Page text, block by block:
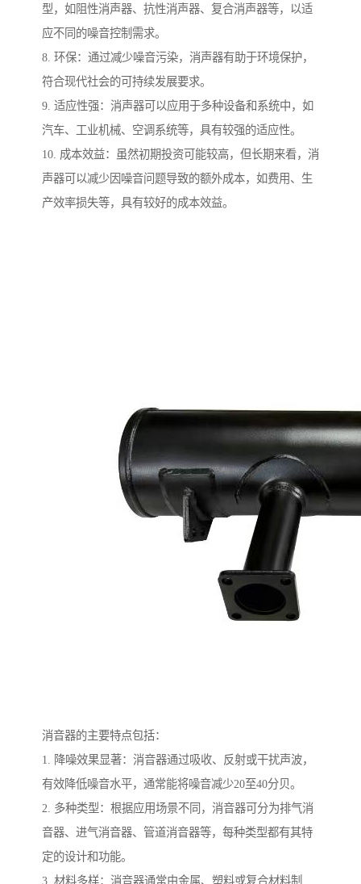
型，如阻性消声器、抗性消声器、复合消声器等，以适
应不同的噪音控制需求。
8. 环保：通过减少噪音污染，消声器有助于环境保护，
符合现代社会的可持续发展要求。
9. 适应性强：消声器可以应用于多种设备和系统中，如
汽车、工业机械、空调系统等，具有较强的适应性。
10. 成本效益：虽然初期投资可能较高，但长期来看，消
声器可以减少因噪音问题导致的额外成本，如费用、生
产效率损失等，具有较好的成本效益。
消音器的主要特点包括：
1. 降噪效果显著：消音器通过吸收、反射或干扰声波，
有效降低噪音水平，通常能将噪音减少20至40分贝。
2. 多种类型：根据应用场景不同，消音器可分为排气消
音器、进气消音器、管道消音器等，每种类型都有其特
定的设计和功能。
3. 材料多样：消音器通常由金属、塑料或复合材料制